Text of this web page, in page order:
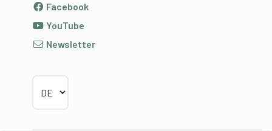
Facebook
YouTube
Newsletter